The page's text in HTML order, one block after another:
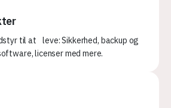
til at leve: Sikkerhed, backup og
licenser med mere.